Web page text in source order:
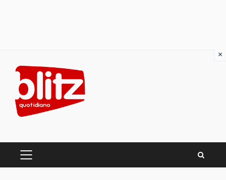
content
PRIMARY
×